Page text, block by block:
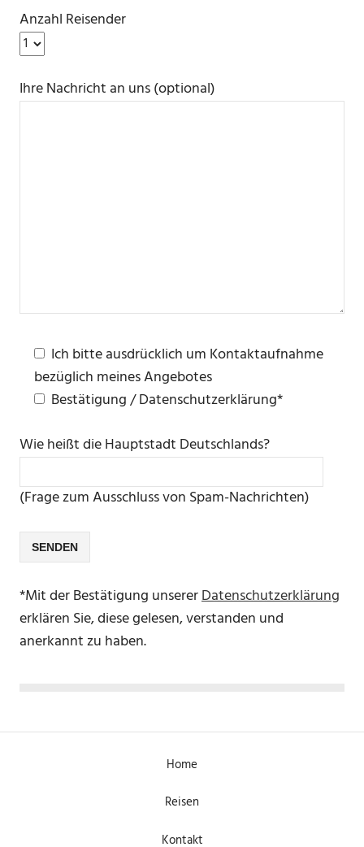
Anzahl Reisender
Ihre Nachricht an uns (optional)
Ich bitte ausdrücklich um Kontaktaufnahme
bezüglich meines Angebotes
Bestätigung / Datenschutzerklärung*
Wie heißt die Hauptstadt Deutschlands?
(Frage zum Ausschluss von Spam-Nachrichten)
*Mit der Bestätigung unsererDatenschutzerklärung
erklären Sie, diese gelesen, verstanden und
anerkannt zu haben.
Home
Reisen
Kontakt